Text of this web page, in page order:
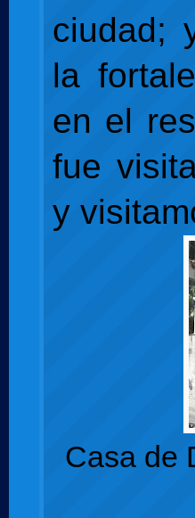
ciudad;
la
en el
fue
y
Casa de